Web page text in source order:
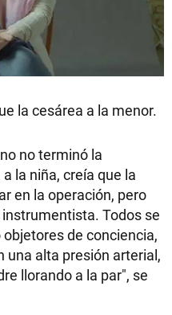
la cesárea a la menor.
no terminó la
la niña, creía que la
en la operación, pero
Todos se
de conciencia,
una alta presión arterial,
llorando a la par", se